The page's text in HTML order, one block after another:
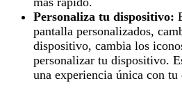
Personaliza tu dispositivo:
pantalla personalizados,
dispositivo, cambia los
personalizar tu dispositivo.
una experiencia única con